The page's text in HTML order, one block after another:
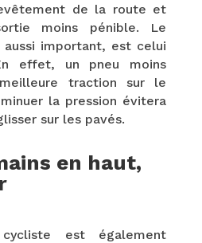
de la route et
moins pénible. Le
important, est celui
effet, un pneu moins
traction sur le
la pression évitera
sur les pavés.
en haut,
est également